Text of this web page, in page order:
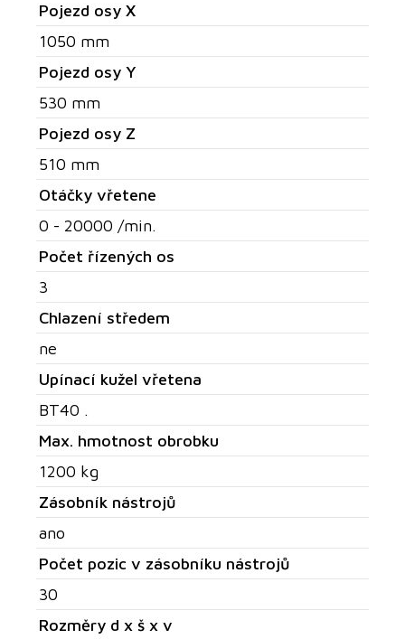
Pojezd osy X
1050 mm
Pojezd osy Y
530 mm
Pojezd osy Z
510 mm
Otáčky vřetene
0 - 20000 /min.
Počet řízených os
3
Chlazení středem
ne
Upínací kužel vřetena
BT40 .
Max. hmotnost obrobku
1200 kg
Zásobník nástrojů
ano
Počet pozic v zásobníku nástrojů
30
Rozměry d x š x v